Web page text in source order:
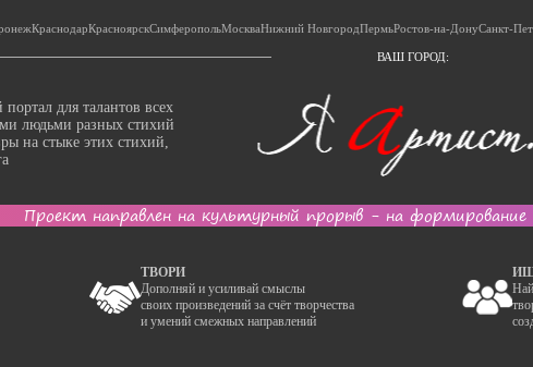
КраснодарКрасноярскСимферопольМоскваНижний НовгородПермьРостов-на-ДонуСанкт-
ВАШ ГОРОД:
для талантов всех
людьми разных стихий
на стыке этих стихий,
Проект направлен на культурный прорыв - на формирование
ТВОРИ
Дополняй и усиливай смыслы
своих произведений за счёт творчества
и умений смежных направлений